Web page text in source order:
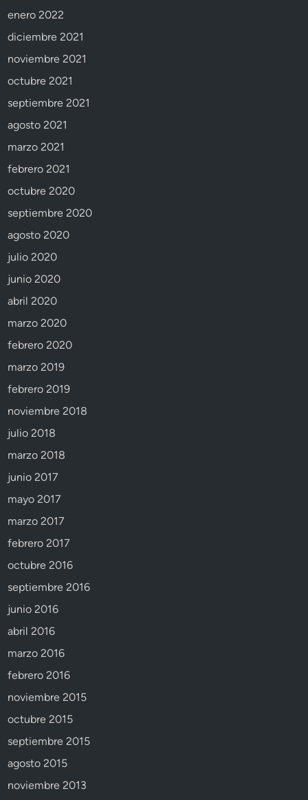
enero 2022
diciembre 2021
noviembre 2021
octubre 2021
septiembre 2021
agosto 2021
marzo 2021
febrero 2021
octubre 2020
septiembre 2020
agosto 2020
julio 2020
junio 2020
abril 2020
marzo 2020
febrero 2020
marzo 2019
febrero 2019
noviembre 2018
julio 2018
marzo 2018
junio 2017
mayo 2017
marzo 2017
febrero 2017
octubre 2016
septiembre 2016
junio 2016
abril 2016
marzo 2016
febrero 2016
noviembre 2015
octubre 2015
septiembre 2015
agosto 2015
noviembre 2013